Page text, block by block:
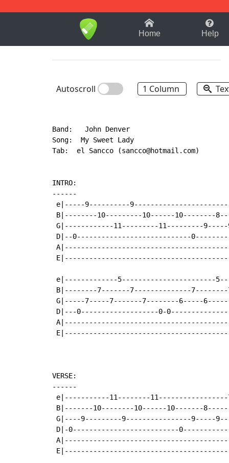
1-9 B
Home Help
Autoscroll 1 Column
Band:   John Denver
Song:  My Sweet Lady
Tab:  el Sancco (sancco@hotmail.com)
INTRO:
------
e|-----9----------
B|--------10---------10------10--------
G|------------11---------11---------9-----
D|--0----------------------------
e|-------------5-----------------------
B|--------7-------7--------------7--------
G|-----7-----7-------7--------6-----
D|---0-------------------0-
VERSE:
------
e|-----------11--------11-----------------
B|-------10--------10------10-------
G|----9---------9----------------9-----
D|-0--------------------------